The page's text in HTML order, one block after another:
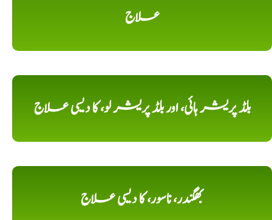
علاج
بلڈ پریشر ہائی، اور بلڈ پریشر لو، کا دیسی علاج
بھگندر، ناسور، کا دیسی علاج